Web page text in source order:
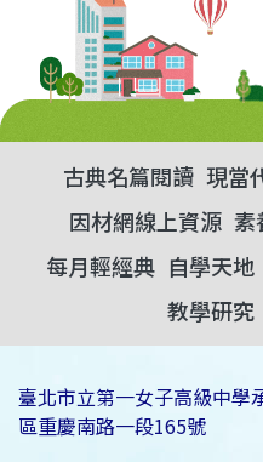
古典名篇閱讀 現當
因材網線上資源 素
每月輕經典 自學天地
教學研究
臺北市立第一女子高級中
區重慶南路一段165號